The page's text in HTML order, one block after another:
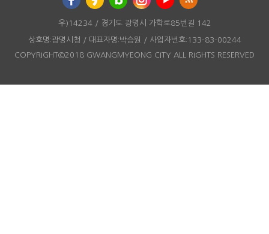
우)14234 / 경기도 광명시 가학로85번길 142
상호명:광명시청 / 대표자명:박승원 / 사업자번호:133-83-00244
COPYRIGHT©2018 GWANGMYEONG CITY ALL RIGHTS RESERVED